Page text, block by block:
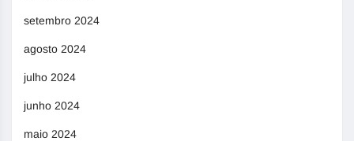
setembro 2024
agosto 2024
julho 2024
junho 2024
maio 2024